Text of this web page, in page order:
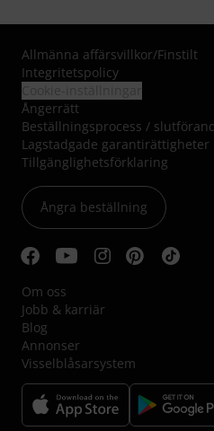
Allmänna affärsvillkor/Finstilt
Integritetspolicy
Ångerrätt
Beställningsprocess /
Lagstadgade garantirättigheter
Tillgänglighetsförklaring
Ångra beställning
Om oss
Jobb & karriär
Blog
Annonser
Visselblåsarsystem